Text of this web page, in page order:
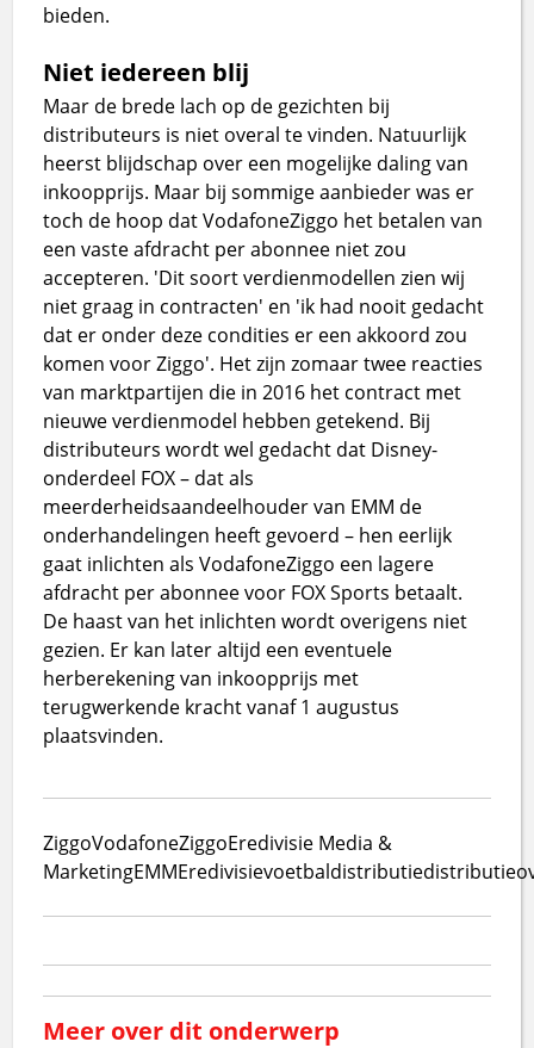
bieden.
Niet iedereen blij
Maar de brede lach op de gezichten bij
distributeurs is niet overal te vinden. Natuurlijk
heerst blijdschap over een mogelijke daling van
inkoopprijs. Maar bij sommige aanbieder was er
toch de hoop dat VodafoneZiggo het betalen van
een vaste afdracht per abonnee niet zou
accepteren. 'Dit soort verdienmodellen zien wij
niet graag in contracten' en 'ik had nooit gedacht
dat er onder deze condities er een akkoord zou
komen voor Ziggo'. Het zijn zomaar twee reacties
van marktpartijen die in 2016 het contract met
nieuwe verdienmodel hebben getekend. Bij
distributeurs wordt wel gedacht dat Disney-
onderdeel FOX – dat als
meerderheidsaandeelhouder van EMM de
onderhandelingen heeft gevoerd – hen eerlijk
gaat inlichten als VodafoneZiggo een lagere
afdracht per abonnee voor FOX Sports betaalt.
De haast van het inlichten wordt overigens niet
gezien. Er kan later altijd een eventuele
herberekening van inkoopprijs met
terugwerkende kracht vanaf 1 augustus
plaatsvinden.
ZiggoVodafoneZiggoEredivisie Media &
MarketingEMMEredivisievoetbaldistributie
Meer over dit onderwerp